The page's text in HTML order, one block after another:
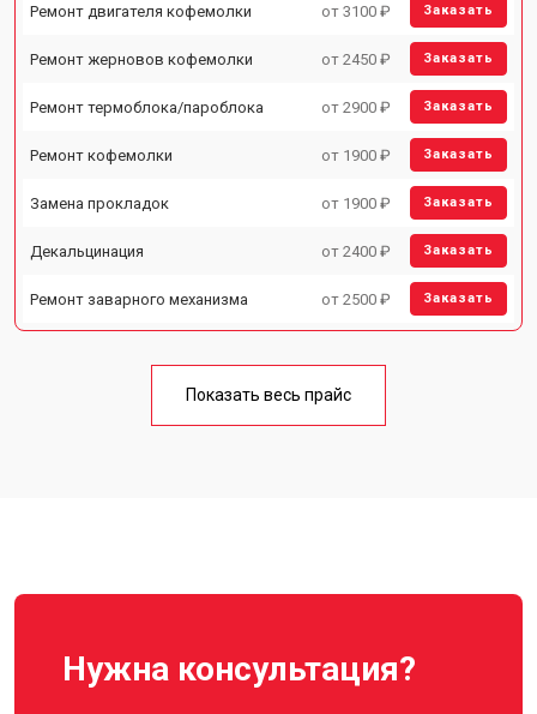
Ремонт двигателя кофемолки от 3100 ₽ Заказать
Ремонт жерновов кофемолки от 2450 ₽ Заказать
Ремонт термоблока/пароблока от 2900 ₽ Заказать
Ремонт кофемолки от 1900 ₽ Заказать
Замена прокладок от 1900 ₽ Заказать
Декальцинация от 2400 ₽ Заказать
Ремонт заварного механизма от 2500 ₽ Заказать
Показать весь прайс
Нужна консультация?